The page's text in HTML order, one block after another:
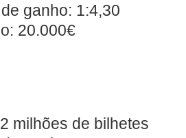
ganho: 1:4,30
20.000€
milhões de bilhetes